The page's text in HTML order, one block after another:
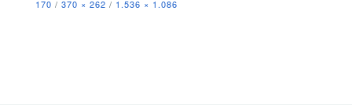
170 / 370 × 262 / 1.536 × 1.086